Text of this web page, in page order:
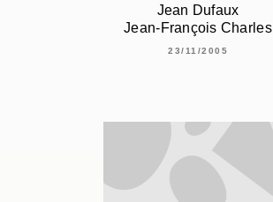
Jean Dufaux
Jean-François Charles
23/11/2005